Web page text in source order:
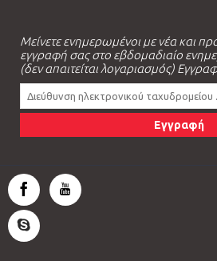
Μείνετε ενημερωμένοι με νέα και
εγγραφή σας στο εβδομαδιαίο
(δεν απαιτείται λογαριασμός)
Εγγραφή